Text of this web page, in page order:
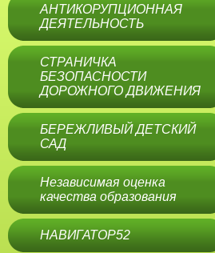
АНТИКОРУПЦИОННАЯ
ДЕЯТЕЛЬНОСТЬ
СТРАНИЧКА
БЕЗОПАСНОСТИ
ДОРОЖНОГО ДВИЖЕНИЯ
БЕРЕЖЛИВЫЙ ДЕТСКИЙ
САД
Независимая оценка
качества образования
НАВИГАТОР52